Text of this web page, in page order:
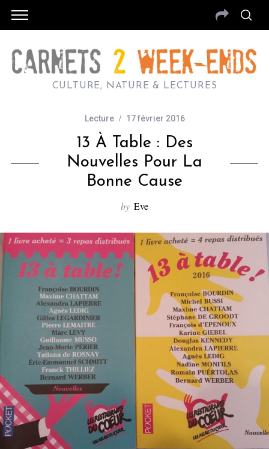
CULTURE, NATURE & LECTURES
Lecture 17 février 2016
13 À Table : Des
Nouvelles Pour La
Bonne Cause
by Eve